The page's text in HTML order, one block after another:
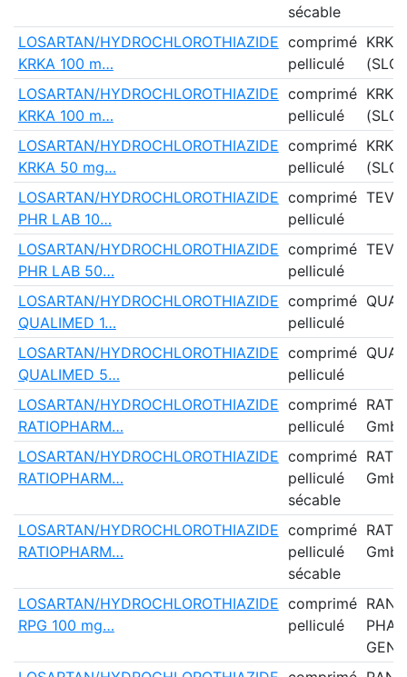
sécable
LOSARTAN/HYDROCHLOROTHIAZIDE
KRKA 100 m…
comprimé
pelliculé
KRKA
LOSARTAN/HYDROCHLOROTHIAZIDE
KRKA 100 m…
comprimé
pelliculé
KRKA
LOSARTAN/HYDROCHLOROTHIAZIDE
KRKA 50 mg…
comprimé
pelliculé
KRKA
LOSARTAN/HYDROCHLOROTHIAZIDE
PHR LAB 10…
comprimé
pelliculé
LOSARTAN/HYDROCHLOROTHIAZIDE
PHR LAB 50…
comprimé
pelliculé
LOSARTAN/HYDROCHLOROTHIAZIDE
QUALIMED 1…
comprimé
pelliculé
LOSARTAN/HYDROCHLOROTHIAZIDE
QUALIMED 5…
comprimé
pelliculé
LOSARTAN/HYDROCHLOROTHIAZIDE
RATIOPHARM…
comprimé
pelliculé
LOSARTAN/HYDROCHLOROTHIAZIDE
RATIOPHARM…
comprimé
pelliculé
sécable
LOSARTAN/HYDROCHLOROTHIAZIDE
RATIOPHARM…
comprimé
pelliculé
sécable
LOSARTAN/HYDROCHLOROTHIAZIDE
RPG 100 mg…
comprimé
pelliculé